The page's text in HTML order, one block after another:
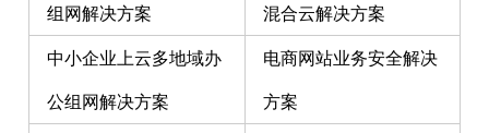
组网解决方案
混合云解决方案
中小企业上云多地域办
公组网解决方案
电商网站业务安全解决
方案